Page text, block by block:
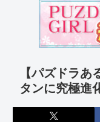
【パズドラ
タンに究極進